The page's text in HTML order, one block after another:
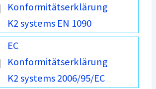
Konformitätserklärung
K2 systems EN 1090
EC
Konformitätserklärung
K2 systems 2006/95/EC